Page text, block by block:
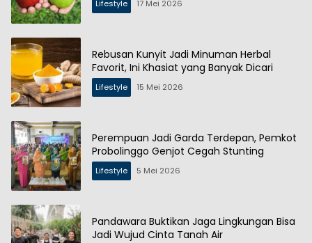
Lifestyle 17 Mei 2026
Rebusan Kunyit Jadi Minuman Herbal
Favorit, Ini Khasiat yang Banyak Dicari
Lifestyle 15 Mei 2026
Perempuan Jadi Garda Terdepan, Pemkot
Probolinggo Genjot Cegah Stunting
Lifestyle 5 Mei 2026
Pandawara Buktikan Jaga Lingkungan Bisa
Jadi Wujud Cinta Tanah Air